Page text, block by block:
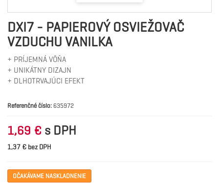
DXI7 - PAPIEROVÝ OSVIEŽOVAČ
VZDUCHU VANILKA
+ PRÍJEMNÁ VÔŇA
+ UNIKÁTNY DIZAJN
+ DLHOTRVAJÚCI EFEKT
Referenčné číslo: 635972
1,69 € s DPH
1,37 € bez DPH
OČAKÁVAME NASKLADNENIE